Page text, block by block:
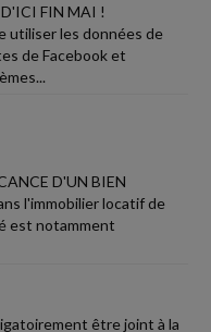
FIN MAI !
utiliser les données de
de Facebook et
D'UN BIEN
l'immobilier locatif de
est notamment
être joint à la